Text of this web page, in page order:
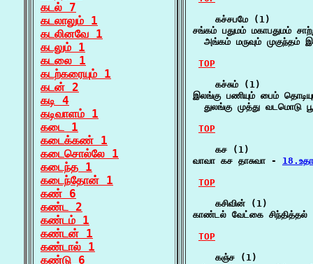
கடல் 7
கடலாலும் 1
கடலினவே 1
கடலும் 1
கடலை 1
கடற்கரையும் 1
கடன் 2
கடி 4
கடிவாளம் 1
கடை 1
கடைக்கண் 1
கடைசொல்லே 1
கடைந்த 1
கடைந்தோன் 1
கண் 6
கண்ட 2
கண்டம் 1
கண்டன் 1
கண்டால் 1
கண்டு 6
    கச்சபமே (1)
சங்கம் பதுமம் மகாபதுமம்
அங்கம் மருவும் முகுந்தம்
TOP
    கச்சும் (1)
இலங்கு பணியும் பைம்
துலங்கு முத்து வடமொடு
TOP
    கச (1)
வாவா கச தாசுவா -
TOP
    கசிவின் (1)
காண்டல் வேட்கை சிந்தித்தல்
TOP
    கஞ்ச (1)